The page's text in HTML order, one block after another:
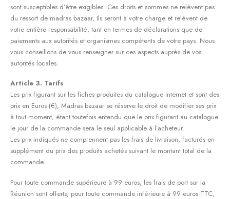
sont susceptibles d’être exigibles. Ces droits et sommes ne relèvent pas
du ressort de madras bazaar, Ils seront à votre charge et relèvent de
votre entière responsabilité, tant en termes de déclarations que de
paiements aux autorités et organismes compétents de votre pays. Nous
vous conseillons de vous renseigner sur ces aspects auprès de vos
autorités locales.
Article 3. Tarifs
Les prix figurant sur les fiches produites du catalogue internet et sont des
prix en Euros (€), Madras bazaar se réserve le droit de modifier ses prix
à tout moment, étant toutefois entendu que le prix figurant au catalogue
le jour de la commande sera le seul applicable à l’acheteur.
Les prix indiqués ne comprennent pas les frais de livraison, facturés en
supplément du prix des produits achetés suivant le montant total de la
commande.
Pour toute commande supérieure à 99 euros, les frais de port sur la
Réunion sont offerts, pour toute commande inférieure à 99 euros TTC,